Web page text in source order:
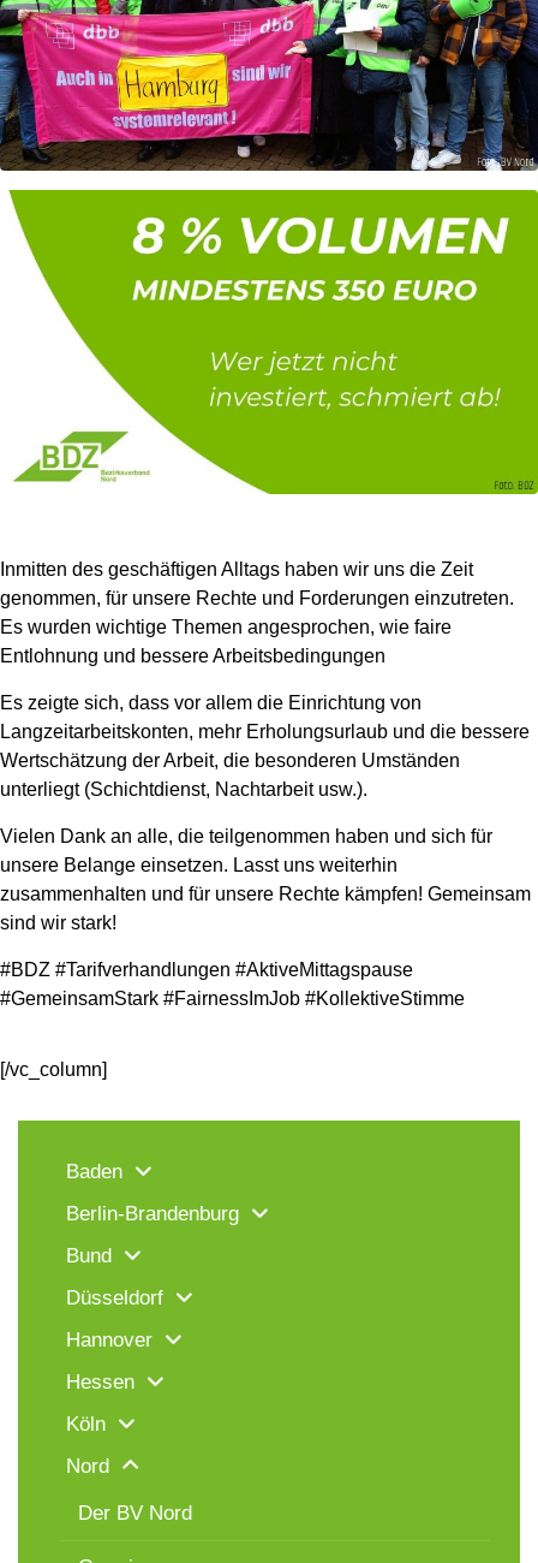
Inmitten des geschäftigen Alltags haben wir uns die Zeit
genommen, für unsere Rechte und Forderungen einzutreten.
Es wurden wichtige Themen angesprochen, wie faire
Entlohnung und bessere Arbeitsbedingungen
Es zeigte sich, dass vor allem die Einrichtung von
Langzeitarbeitskonten, mehr Erholungsurlaub und die bessere
Wertschätzung der Arbeit, die besonderen Umständen
unterliegt (Schichtdienst, Nachtarbeit usw.).
Vielen Dank an alle, die teilgenommen haben und sich für
unsere Belange einsetzen. Lasst uns weiterhin
zusammenhalten und für unsere Rechte kämpfen! Gemeinsam
sind wir stark!
#BDZ #Tarifverhandlungen #AktiveMittagspause
#GemeinsamStark #FairnessImJob #KollektiveStimme
[/vc_column]
Baden
Berlin-Brandenburg
Bund
Düsseldorf
Hannover
Hessen
Köln
Nord
Der BV Nord